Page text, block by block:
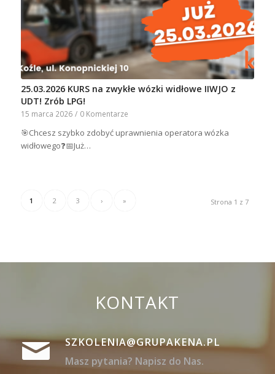
25.03.2026 KURS na zwykłe wózki widłowe IIWJO z
UDT! Zrób LPG!
15 marca 2026 / 0 Komentarze
🎯Chcesz szybko zdobyć uprawnienia operatora wózka
widłowego❓📅Już…
Strona 1 z 7
1 2 3 › »
KONTAKT
SZKOLENIA@GRUPAKENA.PL
Masz pytania? Napisz do Nas.